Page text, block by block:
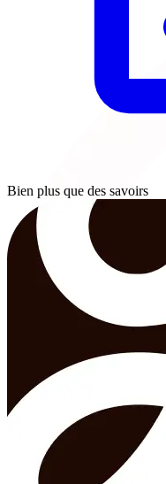
Bien plus que des savoirs